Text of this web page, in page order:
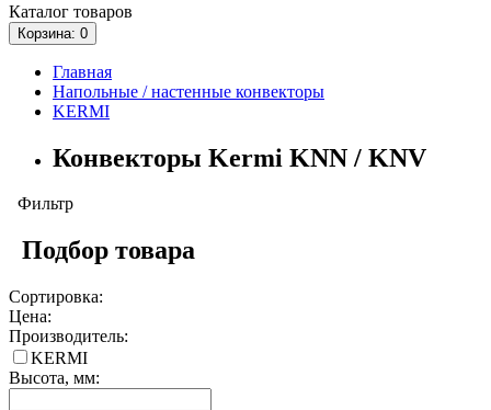
Каталог товаров
Корзина: 0
Главная
Напольные / настенные конвекторы
KERMI
Конвекторы Kermi KNN / KNV
Фильтр
Подбор товара
Сортировка:
Цена:
Производитель:
KERMI
Высота, мм: